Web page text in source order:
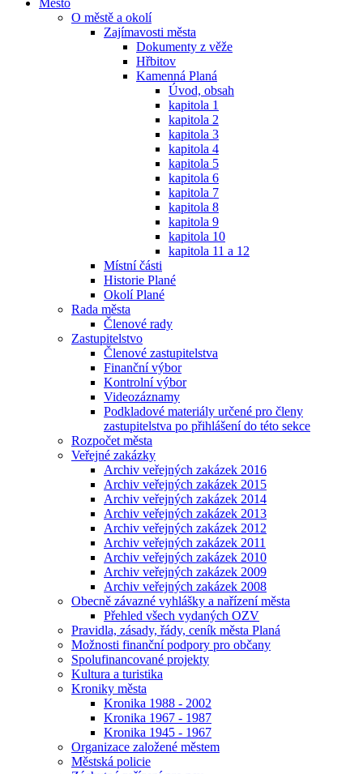
Město
O městě a okolí
Zajímavosti města
Dokumenty z věže
Hřbitov
Kamenná Planá
Úvod, obsah
kapitola 1
kapitola 2
kapitola 3
kapitola 4
kapitola 5
kapitola 6
kapitola 7
kapitola 8
kapitola 9
kapitola 10
kapitola 11 a 12
Místní části
Historie Plané
Okolí Plané
Rada města
Členové rady
Zastupitelstvo
Členové zastupitelstva
Finanční výbor
Kontrolní výbor
Videozáznamy
Podkladové materiály určené pro členy
zastupitelstva po přihlášení do této sekce
Rozpočet města
Veřejné zakázky
Archiv veřejných zakázek 2016
Archiv veřejných zakázek 2015
Archiv veřejných zakázek 2014
Archiv veřejných zakázek 2013
Archiv veřejných zakázek 2012
Archiv veřejných zakázek 2011
Archiv veřejných zakázek 2010
Archiv veřejných zakázek 2009
Archiv veřejných zakázek 2008
Obecně závazné vyhlášky a nařízení města
Přehled všech vydaných OZV
Pravidla, zásady, řády, ceník města Planá
Možnosti finanční podpory pro občany
Spolufinancované projekty
Kultura a turistika
Kroniky města
Kronika 1988 - 2002
Kronika 1967 - 1987
Kronika 1945 - 1967
Organizace založené městem
Městská policie